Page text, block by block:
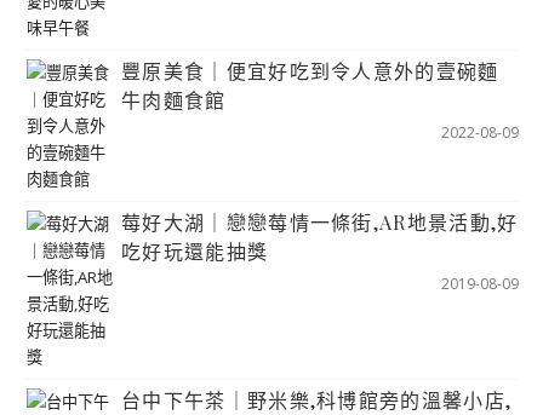
豐原美食｜便宜好吃到令人意外的壹碗麵
牛肉麵食館
2022-08-09
莓好大湖｜戀戀莓情一條街,AR地景活動,好
吃好玩還能抽獎
2019-08-09
台中下午茶｜野米樂,科博館旁的溫馨小店,